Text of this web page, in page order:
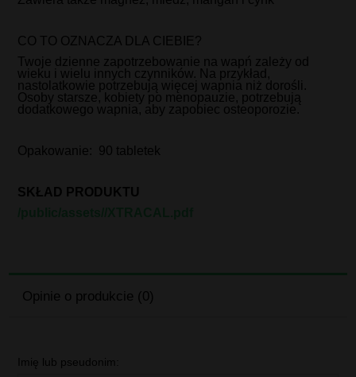
CO TO OZNACZA DLA CIEBIE?
Twoje dzienne zapotrzebowanie na wapń zależy od
wieku i wielu innych czynników. Na przykład,
nastolatkowie potrzebują więcej wapnia niż dorośli.
Osoby starsze, kobiety po menopauzie, potrzebują
dodatkowego wapnia, aby zapobiec osteoporozie.
Opakowanie: 90 tabletek
SKŁAD PRODUKTU
Opinie o produkcie (0)
Imię lub pseudonim: